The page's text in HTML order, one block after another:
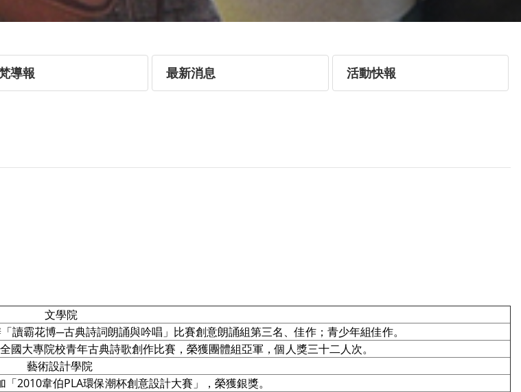
導報 最新消息 活動快報
文學院
讀霸花博─古典詩詞朗誦與吟唱」比賽創意朗誦組第三名、佳作；青少年組佳作。
國大專院校青年古典詩歌創作比賽，榮獲團體組亞軍，個人獎三十二人次。
藝術設計學院
2010韋伯PLA環保潮杯創意設計大賽」，榮獲銀獎。